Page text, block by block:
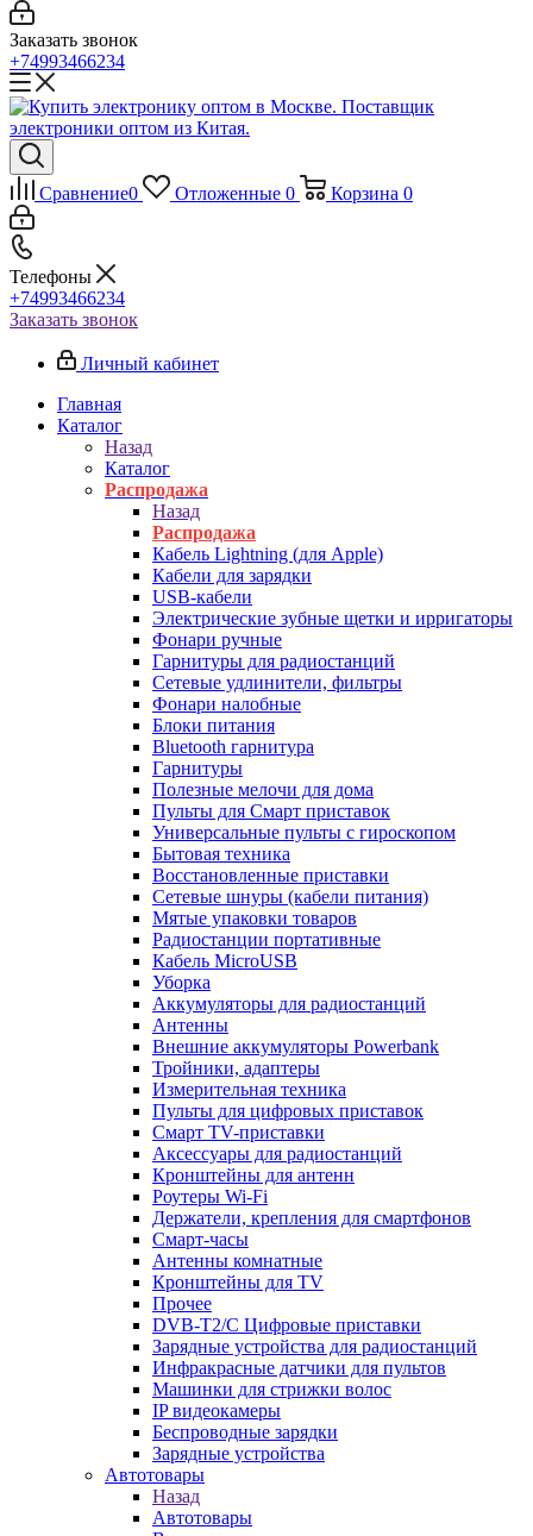
Заказать звонок
+74993466234
Сравнение0 Отложенные 0 Корзина 0
Телефоны
+74993466234
Заказать звонок
Личный кабинет
Главная
Каталог
Назад
Каталог
Распродажа
Назад
Распродажа
Кабель Lightning (для Apple)
Кабели для зарядки
USB-кабели
Электрические зубные щетки и ирригаторы
Фонари ручные
Гарнитуры для радиостанций
Сетевые удлинители, фильтры
Фонари налобные
Блоки питания
Bluetooth гарнитура
Гарнитуры
Полезные мелочи для дома
Пульты для Смарт приставок
Универсальные пульты с гироскопом
Бытовая техника
Восстановленные приставки
Сетевые шнуры (кабели питания)
Мятые упаковки товаров
Радиостанции портативные
Кабель MicroUSB
Уборка
Аккумуляторы для радиостанций
Антенны
Внешние аккумуляторы Powerbank
Тройники, адаптеры
Измерительная техника
Пульты для цифровых приставок
Смарт ТV-приставки
Аксессуары для радиостанций
Кронштейны для антенн
Роутеры Wi-Fi
Держатели, крепления для смартфонов
Смарт-часы
Антенны комнатные
Кронштейны для TV
Прочее
DVB-T2/C Цифровые приставки
Зарядные устройства для радиостанций
Инфракрасные датчики для пультов
Машинки для стрижки волос
IP видеокамеры
Беспроводные зарядки
Зарядные устройства
Автотовары
Назад
Автотовары